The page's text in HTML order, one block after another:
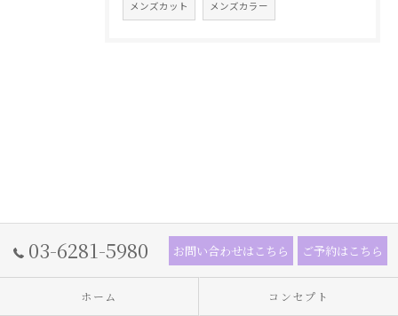
メンズカット メンズカラー
03-6281-5980 お問い合わせはこちら ご予約はこちら
ホーム コンセプト